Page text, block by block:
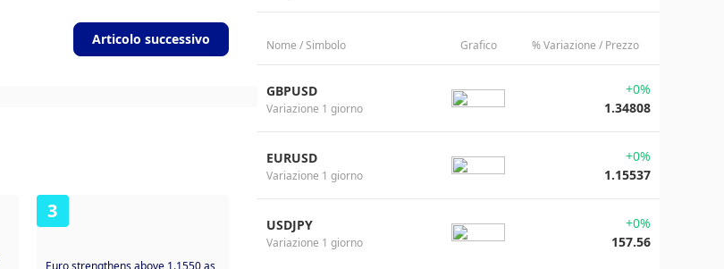
Articolo successivo
3
Euro strengthens above 1.1550 as
Nome / Simbolo Grafico % Variazione / Prezzo
GBPUSD
Variazione 1 giorno
+0%
1.34808
EURUSD
Variazione 1 giorno
+0%
1.15537
USDJPY
Variazione 1 giorno
+0%
157.56